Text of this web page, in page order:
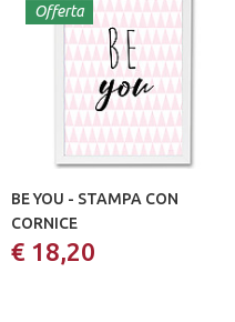
Offerta
BE YOU - STAMPA CON
CORNICE
€ 18,20